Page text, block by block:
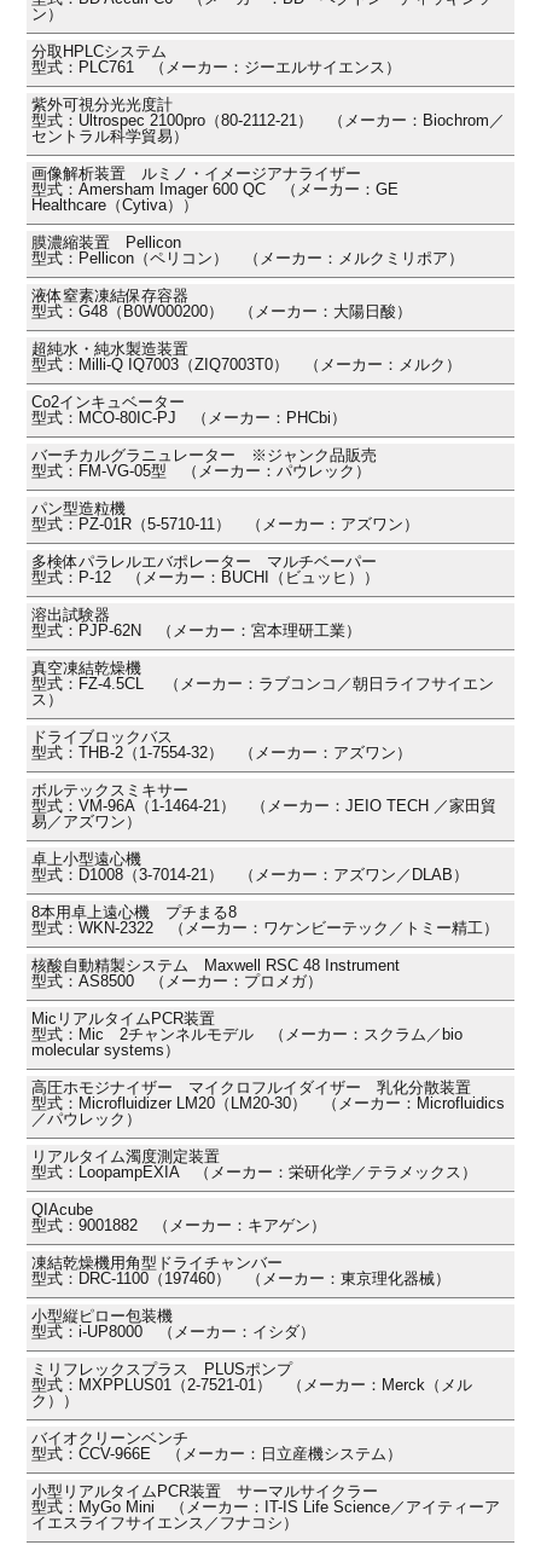
ン）
分取HPLCシステム
型式：PLC761 （メーカー：ジーエルサイエンス）
紫外可視分光光度計
型式：Ultrospec 2100pro（80-2112-21） （メーカー：Biochrom／
セントラル科学貿易）
画像解析装置 ルミノ・イメージアナライザー
型式：Amersham Imager 600 QC （メーカー：GE
Healthcare（Cytiva））
膜濃縮装置 Pellicon
型式：Pellicon（ペリコン） （メーカー：メルクミリポア）
液体窒素凍結保存容器
型式：G48（B0W000200） （メーカー：大陽日酸）
超純水・純水製造装置
型式：Milli-Q IQ7003（ZIQ7003T0） （メーカー：メルク）
Co2インキュベーター
型式：MCO-80IC-PJ （メーカー：PHCbi）
バーチカルグラニュレーター ※ジャンク品販売
型式：FM-VG-05型 （メーカー：パウレック）
パン型造粒機
型式：PZ-01R（5-5710-11） （メーカー：アズワン）
多検体パラレルエバポレーター マルチベーパー
型式：P-12 （メーカー：BUCHI（ビュッヒ））
溶出試験器
型式：PJP-62N （メーカー：宮本理研工業）
真空凍結乾燥機
型式：FZ-4.5CL （メーカー：ラブコンコ／朝日ライフサイエン
ス）
ドライブロックバス
型式：THB-2（1-7554-32） （メーカー：アズワン）
ボルテックスミキサー
型式：VM-96A（1-1464-21） （メーカー：JEIO TECH ／家田貿
易／アズワン）
卓上小型遠心機
型式：D1008（3-7014-21） （メーカー：アズワン／DLAB）
8本用卓上遠心機 プチまる8
型式：WKN-2322 （メーカー：ワケンビーテック／トミー精工）
核酸自動精製システム Maxwell RSC 48 Instrument
型式：AS8500 （メーカー：プロメガ）
MicリアルタイムPCR装置
型式：Mic 2チャンネルモデル （メーカー：スクラム／bio
molecular systems）
高圧ホモジナイザー マイクロフルイダイザー 乳化分散装置
型式：Microfluidizer LM20（LM20-30） （メーカー：Microfluidics
／パウレック）
リアルタイム濁度測定装置
型式：LoopampEXIA （メーカー：栄研化学／テラメックス）
QIAcube
型式：9001882 （メーカー：キアゲン）
凍結乾燥機用角型ドライチャンバー
型式：DRC-1100（197460） （メーカー：東京理化器械）
小型縦ピロー包装機
型式：i-UP8000 （メーカー：イシダ）
ミリフレックスプラス PLUSポンプ
型式：MXPPLUS01（2-7521-01） （メーカー：Merck（メル
ク））
バイオクリーンベンチ
型式：CCV-966E （メーカー：日立産機システム）
小型リアルタイムPCR装置 サーマルサイクラー
型式：MyGo Mini （メーカー：IT-IS Life Science／アイティーア
イエスライフサイエンス／フナコシ）